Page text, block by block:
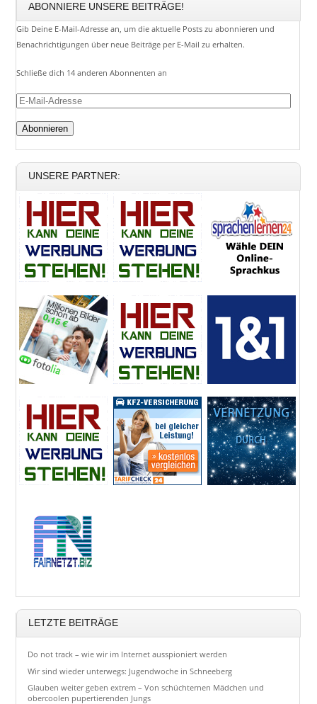
ABONNIERE UNSERE BEITRÄGE!
Gib Deine E-Mail-Adresse an, um die aktuelle Posts zu abonnieren und
Benachrichtigungen über neue Beiträge per E-Mail zu erhalten.
Schließe dich 14 anderen Abonnenten an
E-
Adresse
UNSERE PARTNER:
LETZTE BEITRÄGE
Do not track – wie wir im Internet ausspioniert werden
Wir sind wieder unterwegs: Jugendwoche in Schneeberg
Glauben weiter geben extrem – Von schüchternen Mädchen und
obercoolen pupertierenden Jungs